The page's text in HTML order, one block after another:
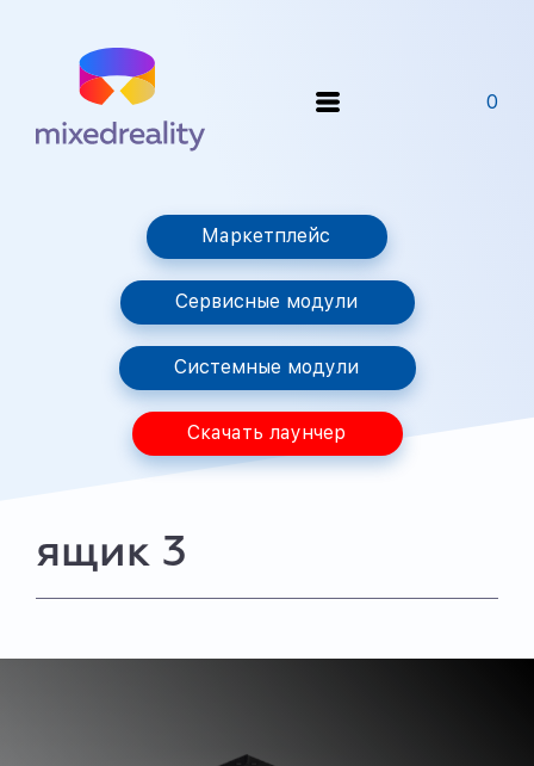
0
Маркетплейс
Сервисные модули
Системные модули
Скачать лаунчер
ящик 3